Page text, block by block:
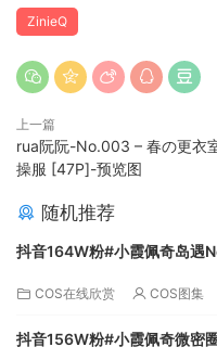
ZinieQ
上一篇
rua阮阮-No.003 – 春の更衣
操服 [47P]-预览图
随机推荐
抖音164W粉#小霞佩奇岛遇
COS在线欣赏 COS图集
抖音156W粉#小霞佩奇微密